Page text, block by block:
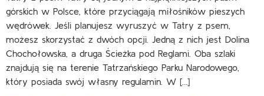
górskich w Polsce, które przyciągają miłośników pieszych
wędrówek. Jeśli planujesz wyruszyć w Tatry z psem,
możesz skorzystać z dwóch opcji. Jedną z nich jest Dolina
Chochołowska, a druga Ścieżka pod Reglami. Oba szlaki
znajdują się na terenie Tatrzańskiego Parku Narodowego,
który posiada swój własny regulamin. W […]